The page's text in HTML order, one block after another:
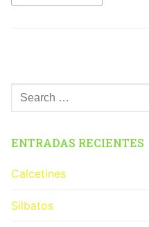
ENTRADAS RECIENTES
Calcetines
Silbatos